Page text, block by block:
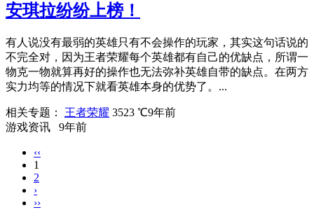
安琪拉纷纷上榜！
有人说没有最弱的英雄只有不会操作的玩家，其实这句话说的
不完全对，因为王者荣耀每个英雄都有自己的优缺点，所谓一
物克一物就算再好的操作也无法弥补英雄自带的缺点。在两方
实力均等的情况下就看英雄本身的优势了。...
相关专题： 王者荣耀 3523 ℃9年前
游戏资讯
9年前
‹‹
1
2
›
››